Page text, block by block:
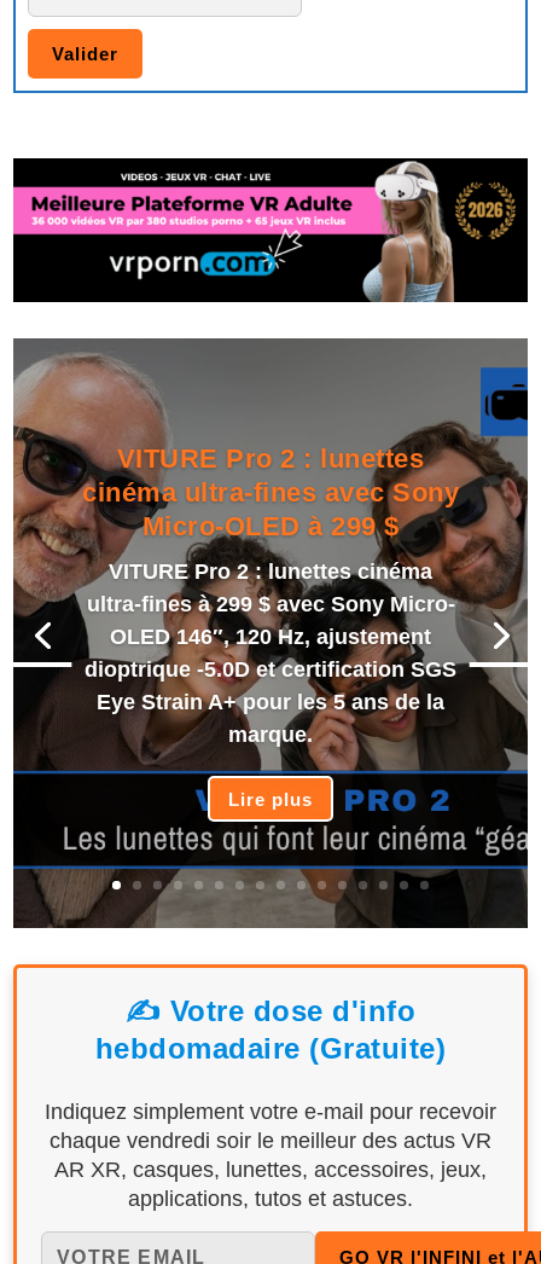
VITURE Pro 2 : lunettes
cinéma ultra-fines avec Sony
Micro-OLED à 299 $
VITURE Pro 2 : lunettes cinéma
ultra-fines à 299 $ avec Sony Micro-
OLED 146″, 120 Hz, ajustement
dioptrique -5.0D et certification SGS
Eye Strain A+ pour les 5 ans de la
marque.
Lire plus
✍️ Votre dose d'info
hebdomadaire (Gratuite)
Indiquez simplement votre e-mail pour recevoir
chaque vendredi soir le meilleur des actus VR
AR XR, casques, lunettes, accessoires, jeux,
applications, tutos et astuces.